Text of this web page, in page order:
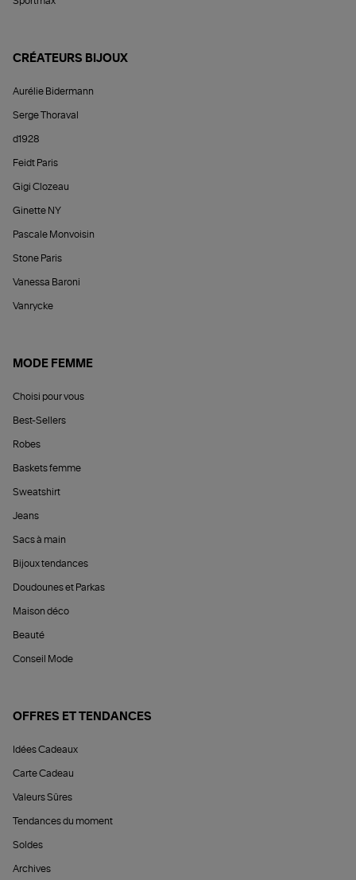
CRÉATEURS BIJOUX
Aurélie Bidermann
Serge Thoraval
d1928
Feidt Paris
Gigi Clozeau
Ginette NY
Pascale Monvoisin
Stone Paris
Vanessa Baroni
Vanrycke
MODE FEMME
Choisi pour vous
Best-Sellers
Robes
Baskets femme
Sweatshirt
Jeans
Sacs à main
Bijoux tendances
Doudounes et Parkas
Maison déco
Beauté
Conseil Mode
OFFRES ET TENDANCES
Idées Cadeaux
Carte Cadeau
Valeurs Sûres
Tendances du moment
Soldes
Archives